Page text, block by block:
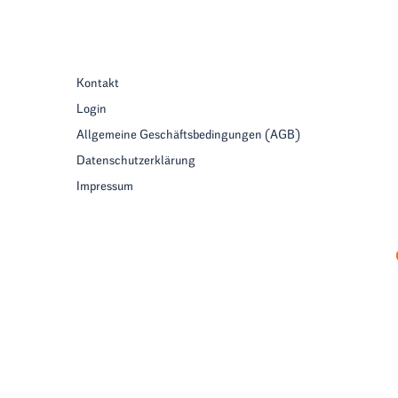
Kontakt
Login
Allgemeine Geschäftsbedingungen (AGB)
Datenschutzerklärung
Impressum